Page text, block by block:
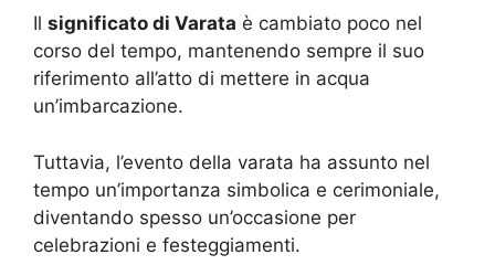
Il significato di Varata è cambiato poco nel
corso del tempo, mantenendo sempre il suo
riferimento all’atto di mettere in acqua
un’imbarcazione.
Tuttavia, l’evento della varata ha assunto nel
tempo un’importanza simbolica e cerimoniale,
diventando spesso un’occasione per
celebrazioni e festeggiamenti.